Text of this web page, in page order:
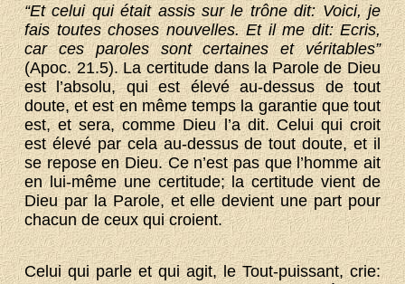
“Et celui qui était assis sur le trône dit: Voici, je
fais toutes choses nouvelles. Et il me dit: Ecris,
car ces paroles sont certaines et véritables”
(Apoc. 21.5). La certitude dans la Parole de Dieu
est l’absolu, qui est élevé au-dessus de tout
doute, et est en même temps la garantie que tout
est, et sera, comme Dieu l’a dit. Celui qui croit
est élevé par cela au-dessus de tout doute, et il
se repose en Dieu. Ce n’est pas que l’homme ait
en lui-même une certitude; la certitude vient de
Dieu par la Parole, et elle devient une part pour
chacun de ceux qui croient.
Celui qui parle et qui agit, le Tout-puissant, crie: